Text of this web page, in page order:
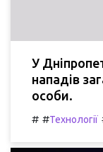
У
нападів
особи.
# #Технології